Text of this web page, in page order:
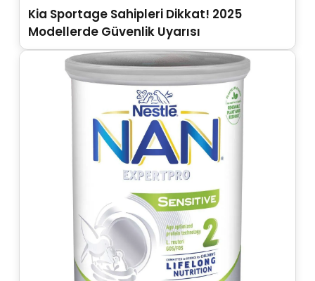
Kia Sportage Sahipleri Dikkat! 2025
Modellerde Güvenlik Uyarısı